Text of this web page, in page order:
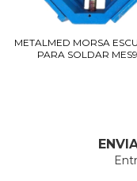
METALMED MORSA
PARA SOLDAR